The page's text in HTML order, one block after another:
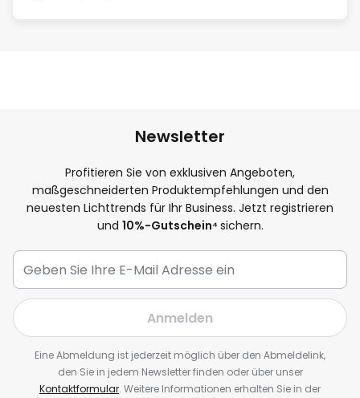
Newsletter
Profitieren Sie von exklusiven Angeboten,
maßgeschneiderten Produktempfehlungen und den
neuesten Lichttrends für Ihr Business. Jetzt registrieren
und 10%-Gutschein⁴ sichern.
Anmelden
Eine Abmeldung ist jederzeit möglich über den Abmeldelink,
den Sie in jedem Newsletter finden oder über unser
Kontaktformular. Weitere Informationen erhalten Sie in der